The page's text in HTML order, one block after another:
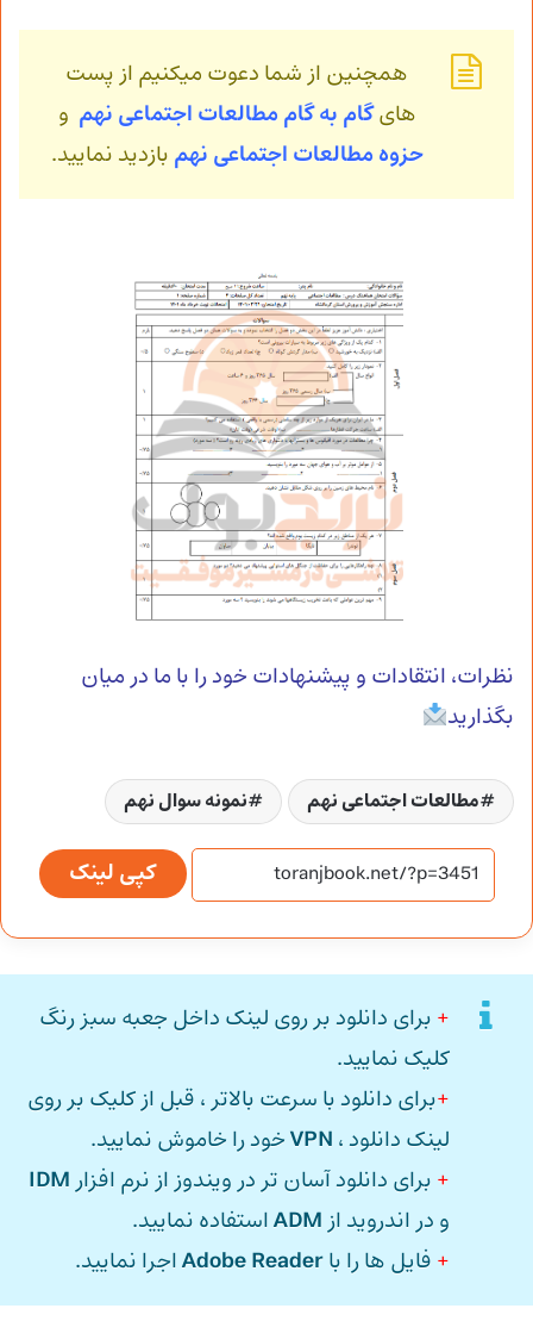
همچنین از شما دعوت میکنیم از پست
هایگام به گام مطالعات اجتماعی نهم و
حزوه مطالعات اجتماعی نهم بازدید نمایید.
نظرات، انتقادات و پیشنهادات خود را با ما در میان
بگذارید
مطالعات اجتماعی نهم نمونه سوال نهم
کپی لینک
+ برای دانلود بر روی لینک داخل جعبه سبز رنگ
کلیک نمایید.
+برای دانلود با سرعت بالاتر ، قبل از کلیک بر روی
لینک دانلود ، VPNخود را خاموش نمایید.
+ برای دانلود آسان تر در ویندوز از نرم افزار IDM
و در اندروید از ADMاستفاده نمایید.
+ فایل ها را باAdobe Readerاجرا نمایید.